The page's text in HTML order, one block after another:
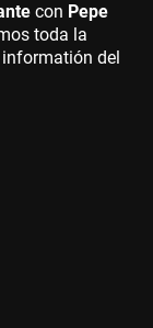
con Pepe
toda la
del